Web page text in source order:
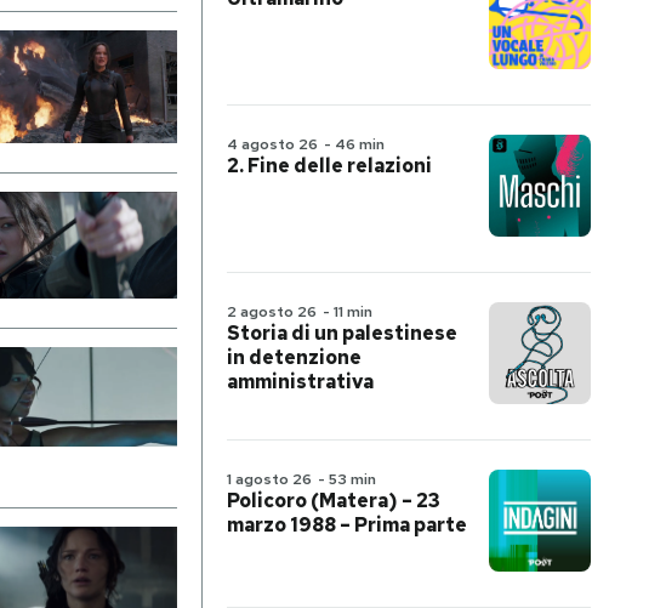
4 agosto 26 - 46 min
2. Fine delle relazioni
2 agosto 26 - 11 min
Storia di un palestinese
in detenzione
amministrativa
1 agosto 26 - 53 min
Policoro (Matera) – 23
marzo 1988 – Prima parte